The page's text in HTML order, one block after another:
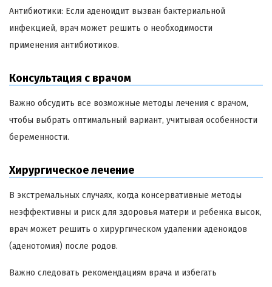
Антибиотики: Если аденоидит вызван бактериальной
инфекцией, врач может решить о необходимости
применения антибиотиков.
Консультация с врачом
Важно обсудить все возможные методы лечения с врачом,
чтобы выбрать оптимальный вариант, учитывая особенности
беременности.
Хирургическое лечение
В экстремальных случаях, когда консервативные методы
неэффективны и риск для здоровья матери и ребенка высок,
врач может решить о хирургическом удалении аденоидов
(аденотомия) после родов.
Важно следовать рекомендациям врача и избегать